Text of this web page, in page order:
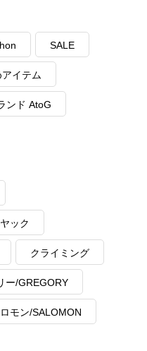
SALE
イテム
ンド AtoG
ック
クライミング
ー/GREGORY
モン/SALOMON